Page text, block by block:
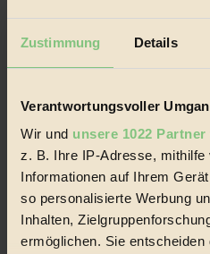
Zustimmung Details
Verantwortungsvoller
Wir und unsere 1022 Partner
z. B. Ihre IP-Adresse, mithilfe
Informationen auf Ihrem
so personalisierte Werbung
Inhalten,
ermöglichen. Sie
Datenschutz
Handels mit Bioprodukten, des
alternativer Energien.
Social Media
22.601 Fans auf Facebook
Folge uns auf Instagram
Themen